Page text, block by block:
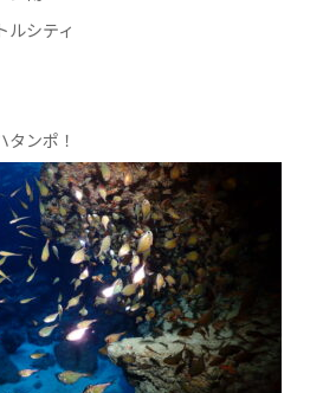
ルシティ
タンポ！